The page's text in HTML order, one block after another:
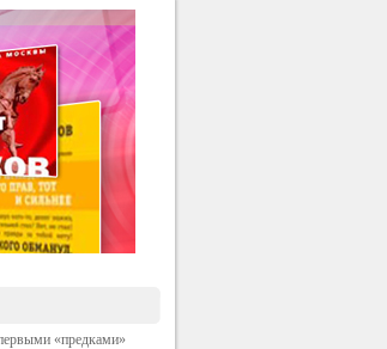
«предками»